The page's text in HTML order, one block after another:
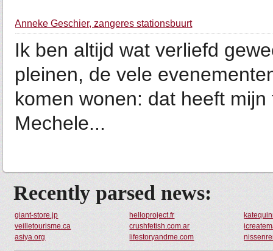
Anneke Geschier, zangeres stationsbuurt
Ik ben altijd wat verliefd
pleinen, de vele
komen wonen: dat heeft
Mechele...
Recently parsed news:
giant-store.jp helloproject.fr
veilletourisme.ca
crushfetish.com.ar
asiya.org
lifestoryandme.com